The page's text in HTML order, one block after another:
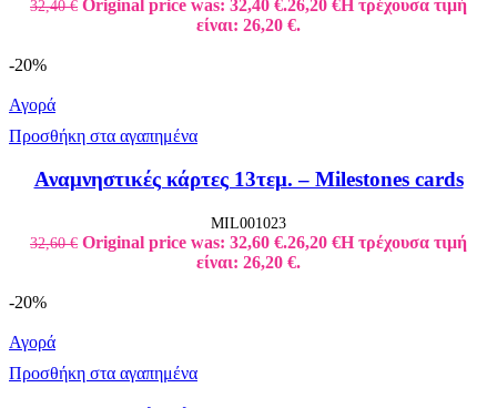
32,40€ Original price was: 32,40 €.26,20 €Η τρέχουσα τιμή
είναι: 26,20 €.
-20%
Αγορά
Προσθήκη στα αγαπημένα
Αναμνηστικές κάρτες 13τεμ. – Milestones cards
MIL001023
32,60€ Original price was: 32,60 €.26,20 €Η τρέχουσα τιμή
είναι: 26,20 €.
-20%
Αγορά
Προσθήκη στα αγαπημένα